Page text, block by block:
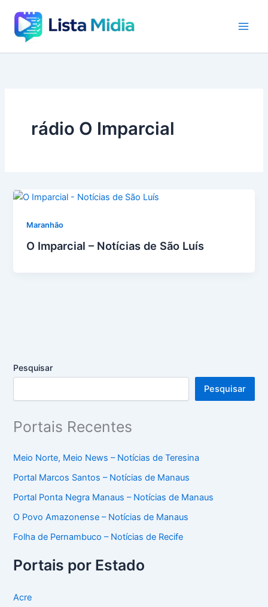
para
rádio O Imparcial
Maranhão
O Imparcial – Notícias de São Luís
Pesquisar
Pesquisar
Portais Recentes
Meio Norte, Meio News – Notícias de Teresina
Portal Marcos Santos – Notícias de Manaus
Portal Ponta Negra Manaus – Notícias de Manaus
O Povo Amazonense – Notícias de Manaus
Folha de Pernambuco – Notícias de Recife
Portais por Estado
Acre